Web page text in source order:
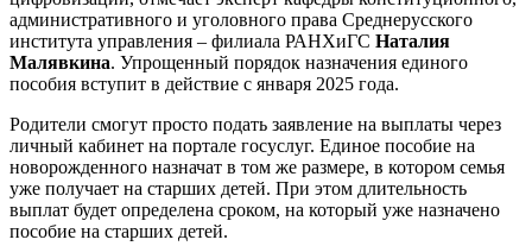
административного и уголовного права Среднерусского
института управления – филиала РАНХиГС Наталия
Малявкина. Упрощенный порядок назначения единого
пособия вступит в действие с января 2025 года.
Родители смогут просто подать заявление на выплаты через
личный кабинет на портале госуслуг. Единое пособие на
новорожденного назначат в том же размере, в котором семья
уже получает на старших детей. При этом длительность
выплат будет определена сроком, на который уже назначено
пособие на старших детей.